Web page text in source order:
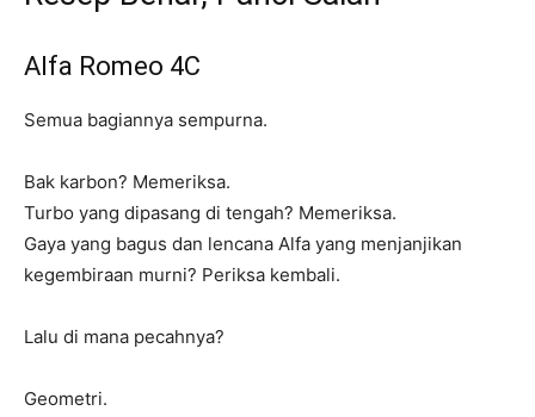
Alfa Romeo 4C
Semua bagiannya sempurna.
Bak karbon? Memeriksa.
Turbo yang dipasang di tengah? Memeriksa.
Gaya yang bagus dan lencana Alfa yang menjanjikan
kegembiraan murni? Periksa kembali.
Lalu di mana pecahnya?
Geometri.